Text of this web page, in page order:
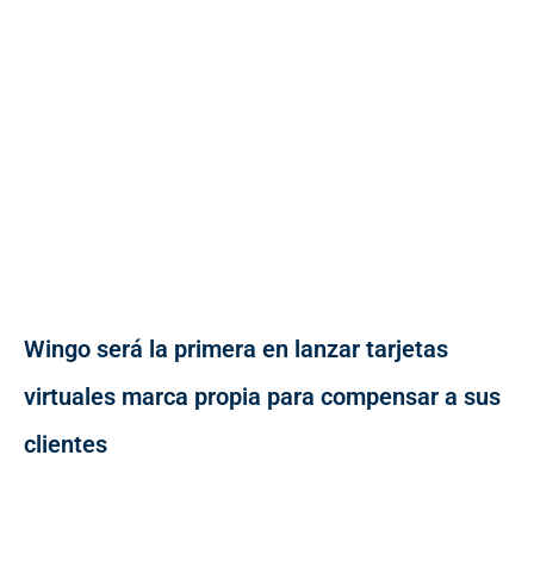
Wingo será la primera en lanzar tarjetas
virtuales marca propia para compensar a sus
clientes